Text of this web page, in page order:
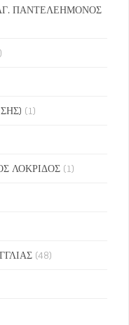
ΠΑΝΤΕΛΕΗΜΟΝΟΣ
(1)
ΛΟΚΡΙΔΟΣ (1)
(48)